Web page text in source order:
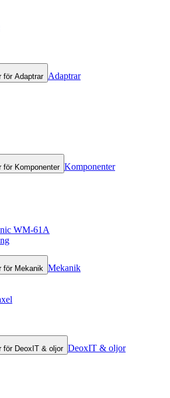
för Adaptrar Adaptrar
för Komponenter Komponenter
WM-61A
för Mekanik Mekanik
för DeoxIT & oljor DeoxIT & oljor